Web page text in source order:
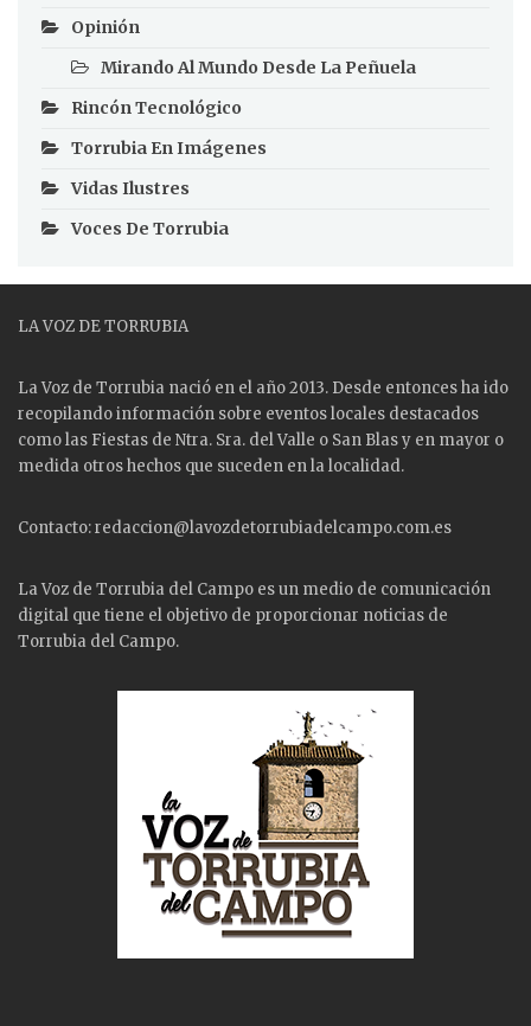
Opinión
Mirando Al Mundo Desde La Peñuela
Rincón Tecnológico
Torrubia En Imágenes
Vidas Ilustres
Voces De Torrubia
LA VOZ DE TORRUBIA
La Voz de Torrubia nació en el año 2013. Desde entonces ha ido
recopilando información sobre eventos locales destacados
como las Fiestas de Ntra. Sra. del Valle o San Blas y en mayor o
medida otros hechos que suceden en la localidad.
Contacto: redaccion@lavozdetorrubiadelcampo.com.es
La Voz de Torrubia del Campo es un medio de comunicación
digital que tiene el objetivo de proporcionar noticias de
Torrubia del Campo.